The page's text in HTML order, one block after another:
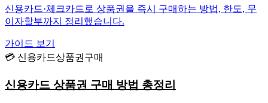
신용카드·체크카드로 상품권을 즉시 구매하는 방법, 한도, 무
이자할부까지 정리했습니다.
가이드 보기
💳 신용카드상품권구매
신용카드 상품권 구매 방법 총정리